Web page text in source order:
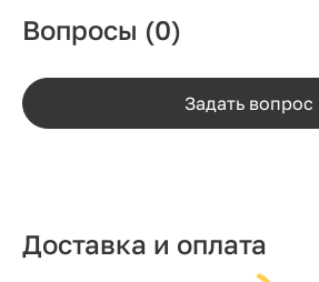
Вопросы (0)
Задать вопрос
Доставка и оплата